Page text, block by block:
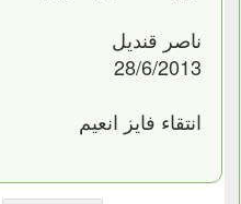
ناصر قنديل
28/6/2013
انتقاء فايز انعيم